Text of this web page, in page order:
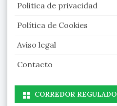
Politica de privacidad
Política de Cookies
Aviso legal
Contacto
CORREDOR REGULADO